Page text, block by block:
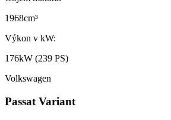
1968cm³
Výkon v kW:
176kW (239 PS)
Volkswagen
Passat Variant